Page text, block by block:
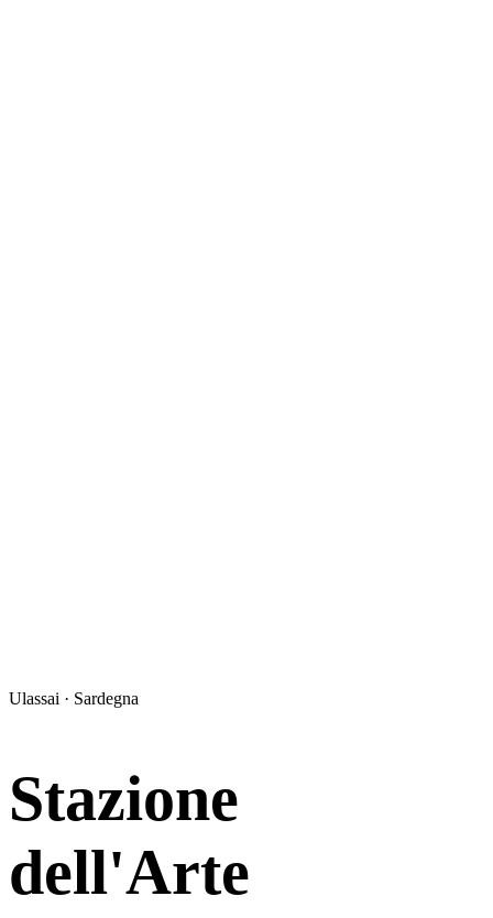
Ulassai · Sardegna
Stazione
dell'Arte